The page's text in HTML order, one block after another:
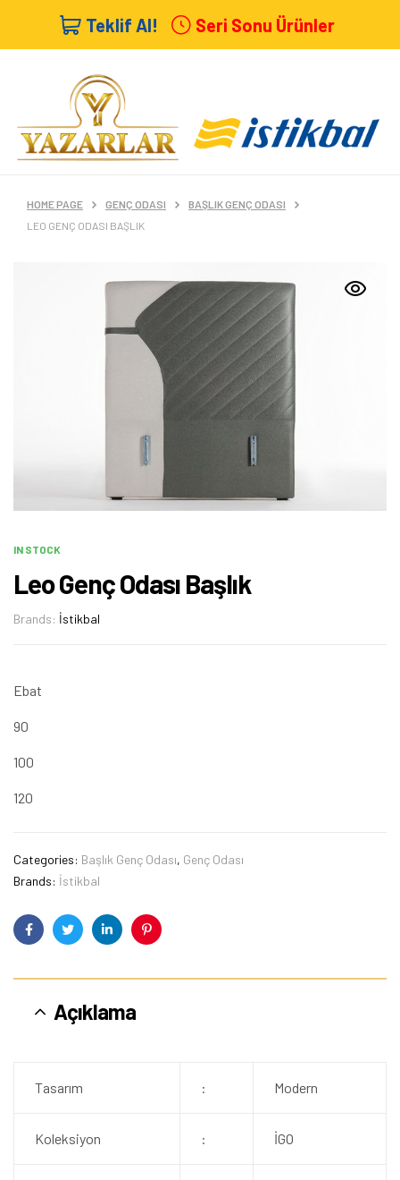
Teklif Al! Seri Sonu Ürünler
HOME PAGE GENÇ ODASI
BAŞLIK GENÇ ODASI
LEO GENÇ ODASI BAŞLIK
IN STOCK
Leo Genç Odası Başlık
Brands: İstikbal
Ebat
90
100
120
Categories: Başlık Genç Odası, Genç Odası
Brands: İstikbal
FacebookTwitterLinkedinPinterest
Açıklama
Tasarım : Modern
Koleksiyon : İGO